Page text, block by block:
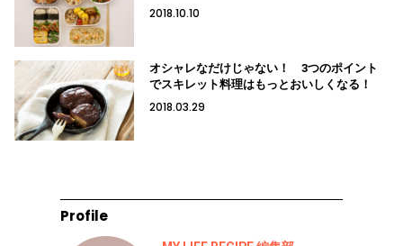
2018.10.10
オシャレなだけじゃない！ 3つのポイント
でスキレット料理はもっとおいしくなる！
2018.03.29
Profile